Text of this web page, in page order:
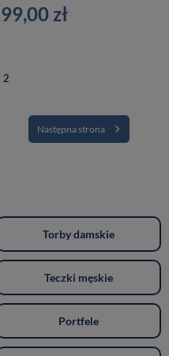
99,00 zł
2
Następna strona
Torby damskie
Teczki męskie
Portfele